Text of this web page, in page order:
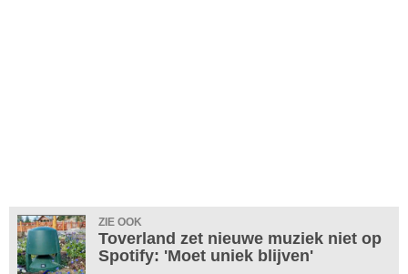
ZIE OOK
Toverland zet nieuwe muziek niet op
Spotify: 'Moet uniek blijven'